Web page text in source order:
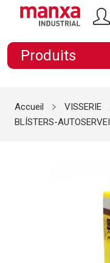
Produits
Accueil VISSERIE
BLÍSTERS-AUTOSERVEI